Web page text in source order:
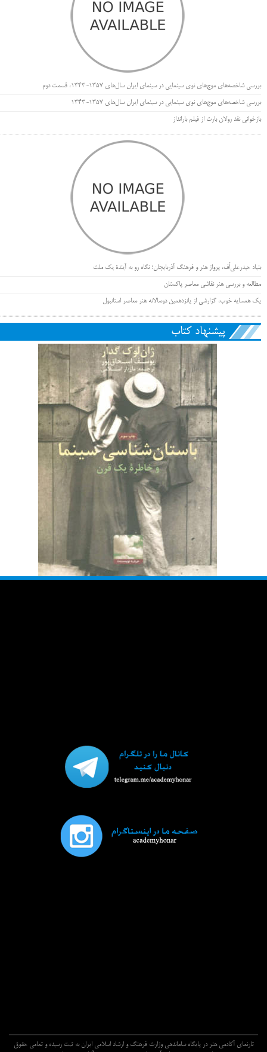
بررسی شاخصه‌های موج‌های نوی سینمایی در سینمای ایران سال‌های 1357-1343، قسمت دوم
بررسی شاخصه‌های موج‌های نوی سینمایی در سینمای ایران سال‌های 1357-1343
بازخوانی نقد رولان بارت از فیلم بارانداز
بنیاد حیدرعلی‌اُف، پرواز هنر و فرهنگ آذربایجان؛ نگاه رو به آیندۀ یک ملت
مطالعه و بررسی هنر نقاشی معاصر پاکستان
یک همسایه خوب، گزارشی از پانزدهمین دوسالانه هنر معاصر استانبول
پیشنهاد کتاب
تارنماي آکادمي هنر در پايگاه ساماندهي وزارت فرهنگ و ارشاد اسلامي ايران به ثبت رسيده و تمامي حقوق